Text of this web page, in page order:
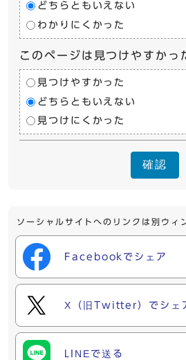
どちらともいえない
わかりにくかった
このページは見つけやすかっ
見つけやすかった
どちらともいえない
見つけにくかった
確認
ソーシャルサイトへのリンクは別ウィ
Facebookでシェア
X（旧Twitter）でシェ
LINEで送る